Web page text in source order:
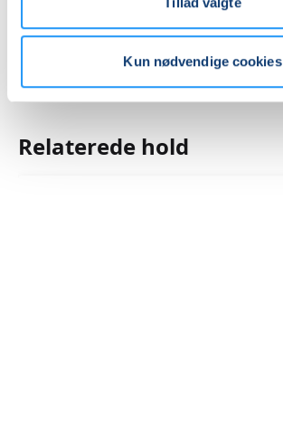
Kun nødvendige cookies
Relaterede hold